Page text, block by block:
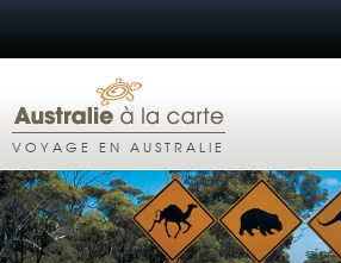
VOYAGE EN AUSTRALIE